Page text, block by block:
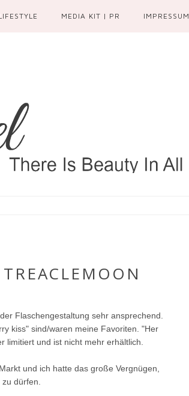
MEDIA KIT | PR IMPRESSUM
Flaschengestaltung sehr ansprechend.
kiss" sind/waren meine Favoriten. "Her
limitiert und ist nicht mehr erhältlich.
und ich hatte das große Vergnügen,
dürfen.